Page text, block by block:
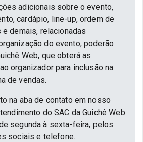
adicionais sobre o evento,
cardápio, line-up, ordem de
demais, relacionadas
do evento, poderão
Web, que obterá as
organizador para inclusão na
de vendas.
na aba de contato em nosso
do SAC da Guichê Web
segunda à sexta-feira, pelos
sociais e telefone.